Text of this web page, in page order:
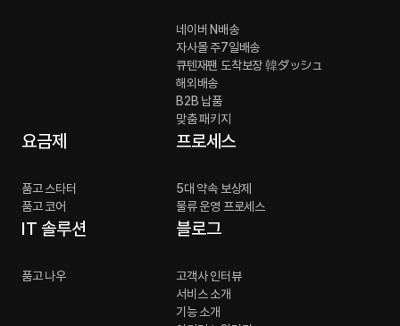
네이버 N배송
자사몰 주7일배송
큐텐재팬 도착보장 韓ダッシュ
해외배송
B2B 납품
맞춤 패키지
요금제
품고 스타터
품고 코어
프로세스
5대 약속 보상제
물류 운영 프로세스
IT 솔루션
품고 나우
블로그
고객사 인터뷰
서비스 소개
기능 소개